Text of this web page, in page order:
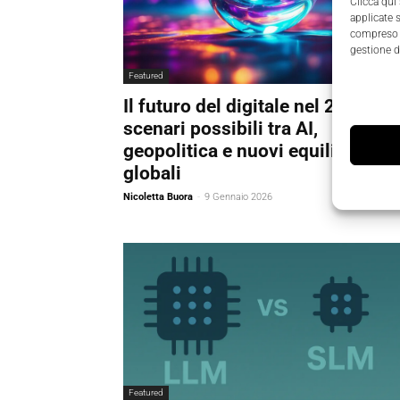
applicate
gestione
Featured
Il futuro del digitale nel 2035: tre
scenari possibili tra AI,
geopolitica e nuovi equilibri
globali
Nicoletta Buora - 9 Gennaio 2026
Featured